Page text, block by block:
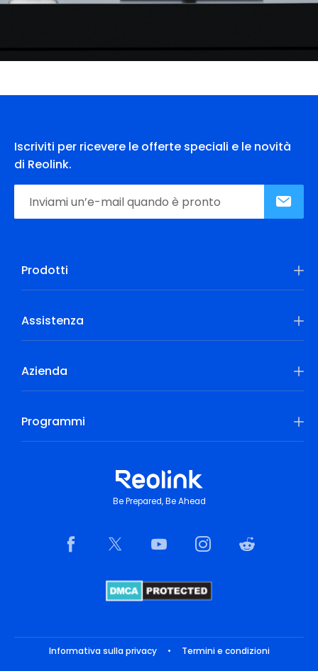
Iscriviti per ricevere le offerte speciali e le novità
di Reolink.
Prodotti
Assistenza
Azienda
Programmi
Be Prepared, Be Ahead
Informativa sulla privacy • Termini e condizioni